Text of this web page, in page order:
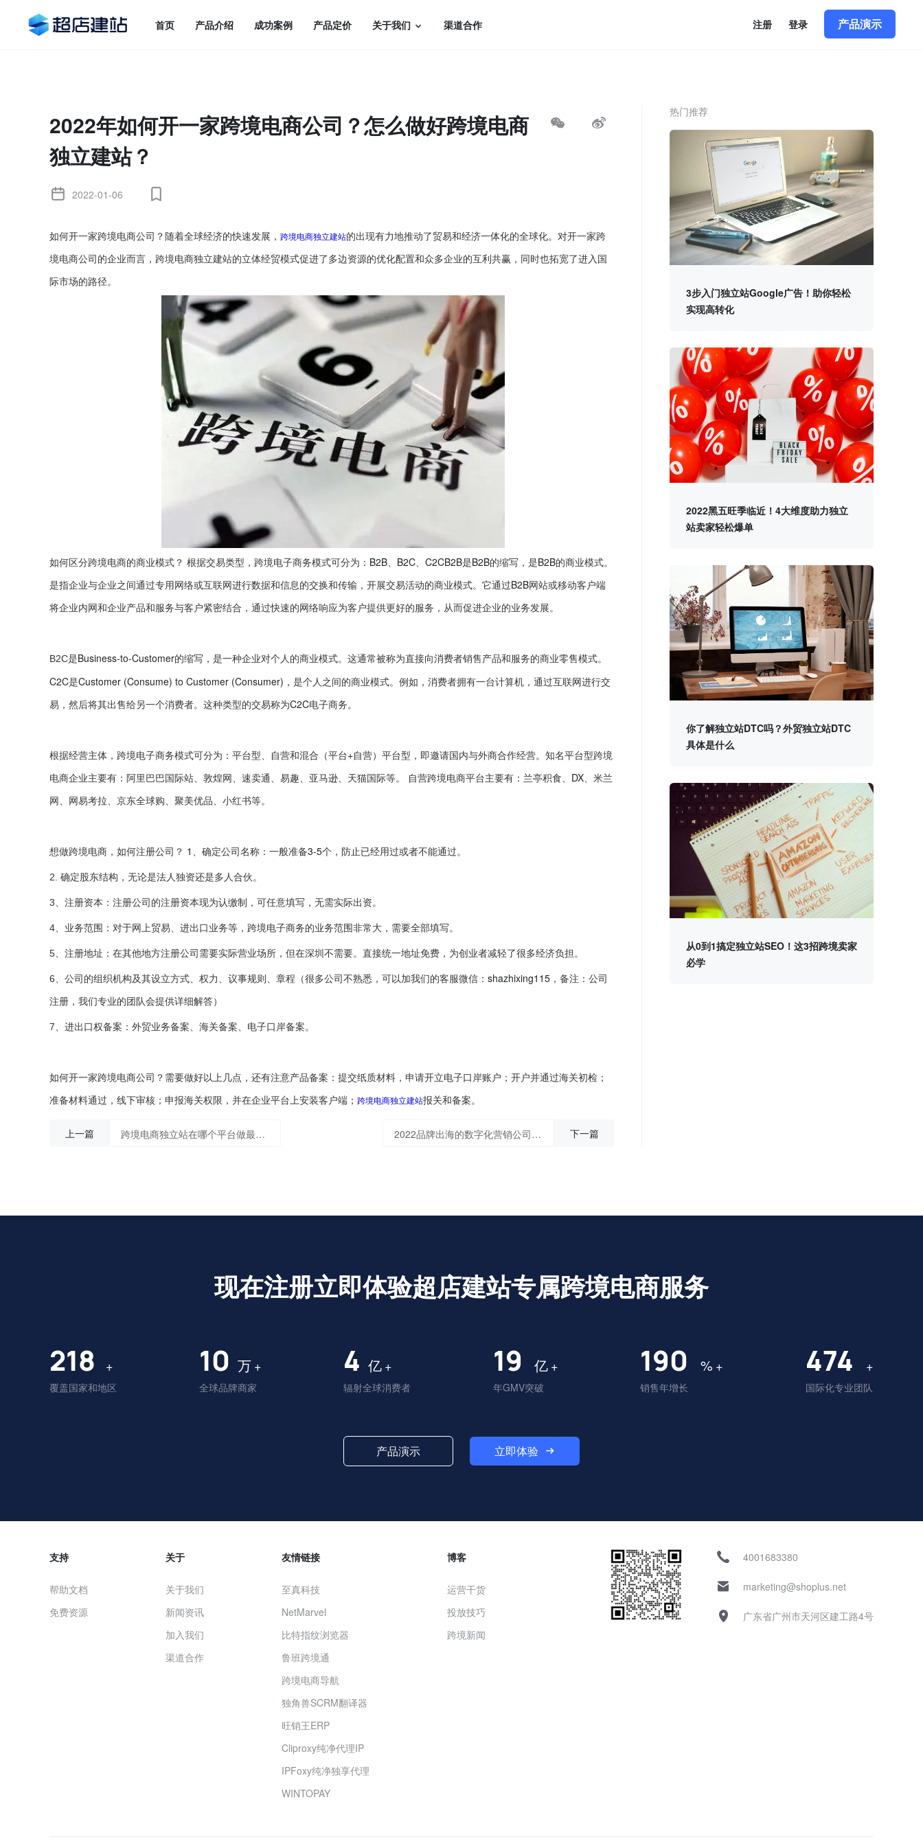
首页 产品介绍 成功案例 产品定价 关于我们 渠道合作 注册 登录 产品演示
2022年如何开一家跨境电商公司？怎么做好跨境电商
独立建站？
2022-01-06
如何开一家跨境电商公司 ？随着全球经济的快速发展， 跨境电商独立建站的出现有力地推动了贸易和经济一体化的全球化。对开一家跨
境电商公司的企业而言，跨境电商独立建站的立体经贸模式促进了多边资源的优化配置和众多企业的互利共赢，同时也拓宽了进入国
际市场的路径。
如何区分跨境电商的商业模式？ 根据交易类型，跨境电子商务模式可分为： B2B B2C C2CB2B是B2B的缩写，是B2B的商业模式。
是指企业与企业之间通过专用网络或互联网进行数据和信息的交换和传输，开展交易活动的商业模式。它通过B2B网站或移动客户端
将企业内网和企业产品和服务与客户紧密结合，通过快速的网络响应为客户提供更好的服务，从而促进企业的业务发展。
B2C是Business-to-Customer的缩写，是一种企业对个人的商业模式。这通常被称为直接向消费者销售产品和服务的商业零售模式。
C2C是Customer (Consume) to Customer (Consumer) ，是个人之间的商业模式。例如，消费者拥有一台计算机，通过互联网进行交
易，然后将其出售给另一个消费者。这种类型的交易称为C2C电子商务。
根据经营主体，跨境电子商务模式可分为：平台型、自营和混合（平台+自营）平台型，即邀请国内与外商合作经营。知名平台型跨境
电商企业主要有：阿里巴巴国际站、敦煌网、速卖通、易趣、亚马逊、天猫国际等。 自营跨境电商平台主要有：兰亭积食、 DX 、米兰
网、网易考拉、京东全球购、聚美优品、小红书等。
想做跨境电商，如何注册公司？ 1 、确定公司名称：一般准备3-5个，防止已经用过或者不能通过。
2. 确定股东结构，无论是法人独资还是多人合伙。
3 、注册资本：注册公司的注册资本现为认缴制，可任意填写，无需实际出资。
4 、业务范围：对于网上贸易、进出口业务等，跨境电子商务的业务范围非常大，需要全部填写。
5 、注册地址：在其他地方注册公司需要实际营业场所，但在深圳不需要。直接统一地址免费，为创业者减轻了很多经济负担。
6 、公司的组织机构及其设立方式、权力、议事规则、章程（很多公司不熟悉，可以加我们的客服微信： shazhixing115 ，备注：公司
注册，我们专业的团队会提供详细解答）
7 、进出口权备案：外贸业务备案、海关备案、电子口岸备案。
如何开一家跨境电商公司 ？需要做好以上几点，还有注意产品备案：提交纸质材料，申请开立电子口岸账户；开户并通过海关初检；
准备材料通过，线下审核；申报海关权限，并在企业平台上安装客户端； 跨境电商独立建站报关和备案。
上一篇 跨境电商独立站在哪个平台做最好？ 2022品牌出海的数字化营销公司怎么获取流量？ 下一篇
热门推荐
3步入门独立站Google广告！助你轻松
实现高转化
2022黑五旺季临近！4大维度助力独立
站卖家轻松爆单
你了解独立站DTC吗？外贸独立站DTC
具体是什么
从0到1搞定独立站SEO！这3招跨境卖家
必学
现在注册立即体验超店建站专属跨境电商服务
225 +
覆盖国家和地区
10 万 +
全球品牌商家
4 亿+
辐射全球消费者
20 亿 +
年GMV突破
196 % +
销售年增长
490 +
国际化专业团队
产品演示 立即体验
支持
帮助文档
免费资源
关于
关于我们
新闻资讯
加入我们
渠道合作
友情链接
至真科技
NetMarvel
比特指纹浏览器
鲁班跨境通
跨境电商导航
独角兽SCRM翻译器
旺销王ERP
Cliproxy纯净代理IP
IPFoxy纯净独享代理
WINTOPAY
博客
运营干货
投放技巧
跨境新闻
4001683380
marketing@shoplus.net
广东省广州市天河区建工路4号